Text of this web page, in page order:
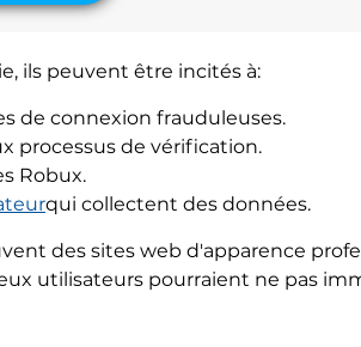
ils peuvent être incités à:
de connexion frauduleuses.
processus de vérification.
Robux.
qui collectent des données.
des sites web d'apparence
utilisateurs pourraient ne pas